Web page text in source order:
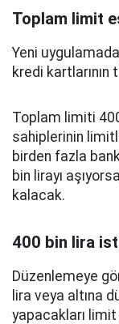
Toplam limit
Yeni
kredi
Toplam limiti
sahiplerinin
birden fazla
bin lirayı
kalacak.
400 bin lira
Düzenlemeye
lira veya altına
yapacakları